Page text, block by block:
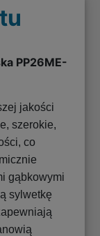
PP26ME-
jakości
szerokie,
co
gąbkowymi
sylwetkę